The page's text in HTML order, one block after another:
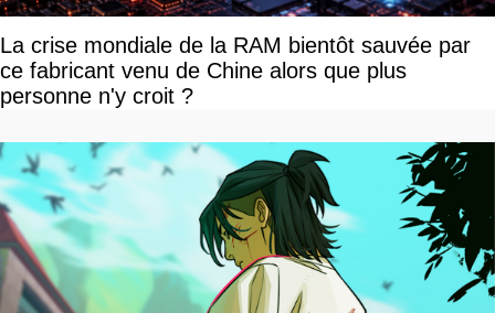
La crise mondiale de la RAM bientôt sauvée par
ce fabricant venu de Chine alors que plus
personne n'y croit ?